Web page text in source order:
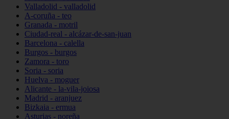
Valladolid - valladolid
A-coruña - teo
Granada - motril
Ciudad-real - alcázar-de-san-juan
Barcelona - calella
Burgos - burgos
Zamora - toro
Soria - soria
Huelva - moguer
Alicante - la-vila-joiosa
Madrid - aranjuez
Bizkaia - ermua
Asturias - noreña